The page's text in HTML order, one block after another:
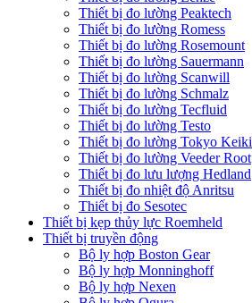
Thiết bị đo lường Peaktech
Thiết bị đo lường Romess
Thiết bị đo lường Rosemount
Thiết bị đo lường Sauermann
Thiết bị đo lường Scanwill
Thiết bị đo lường Schmalz
Thiết bị đo lường Tecfluid
Thiết bị đo lường Testo
Thiết bị đo lường Tokyo Keiki
Thiết bị đo lường Veeder Root
Thiết bị đo lưu lượng Hedland
Thiết bị đo nhiệt độ Anritsu
Thiết bị đo Sesotec
Thiết bị kẹp thủy lực Roemheld
Thiết bị truyền động
Bộ ly hợp Boston Gear
Bộ ly hợp Monninghoff
Bộ ly hợp Nexen